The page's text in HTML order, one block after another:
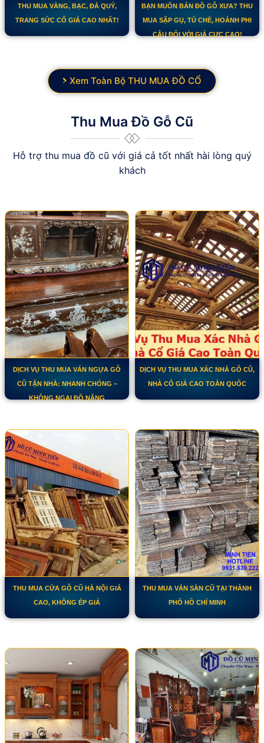
THU MUA VÀNG, BẠC, ĐÁ QUÝ,
TRANG SỨC CỔ GIÁ CAO NHẤT!
BẠN MUỐN BÁN ĐỒ GỖ XƯA? THU
MUA SẬP GỤ, TỦ CHÈ, HOÀNH PHI
CÂU ĐỐI VỚI GIÁ CỰC CAO!
Xem Toàn Bộ THU MUA ĐỒ CỔ
Thu Mua Đồ Gỗ Cũ
Hỗ trợ thu mua đồ cũ với giá cả tốt nhất hài lòng quý
khách
DỊCH VỤ THU MUA VÁN NGỰA GỖ
CŨ TẬN NHÀ: NHANH CHÓNG –
KHÔNG NGẠI ĐỒ NẶNG
DỊCH VỤ THU MUA XÁC NHÀ GỖ CŨ,
NHÀ CỔ GIÁ CAO TOÀN QUỐC
THU MUA CỬA GỖ CŨ HÀ NỘI GIÁ
CAO, KHÔNG ÉP GIÁ
THU MUA VÁN SÀN CŨ TẠI THÀNH
PHỐ HỒ CHÍ MINH